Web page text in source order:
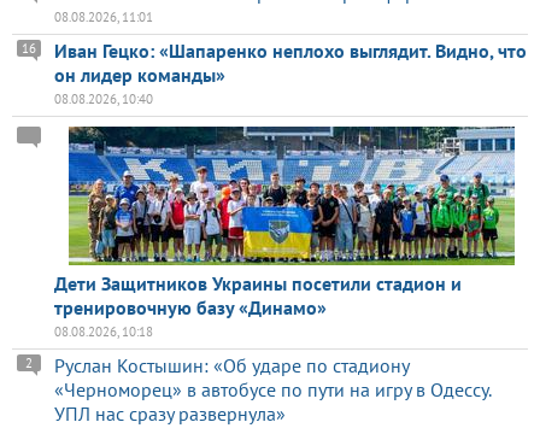
08.08.2026, 11:01
Иван Гецко: «Шапаренко неплохо выглядит. Видно, что
он лидер команды»
16
08.08.2026, 10:40
Дети Защитников Украины посетили стадион и
тренировочную базу «Динамо»
08.08.2026, 10:18
Руслан Костышин: «Об ударе по стадиону
«Черноморец» в автобусе по пути на игру в Одессу.
УПЛ нас сразу развернула»
2